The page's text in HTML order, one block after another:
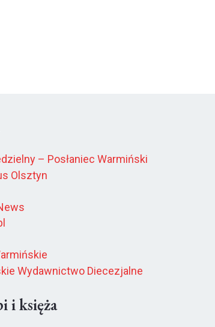
– Posłaniec Warmiński
Olsztyn
Wydawnictwo Diecezjalne
i księża